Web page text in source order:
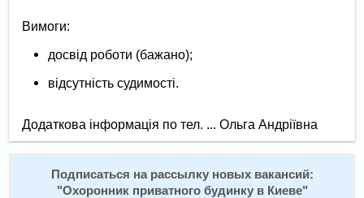
Вимоги:
досвід роботи (бажано);
відсутність судимості.
Додаткова інформація по тел. ... Ольга Андріївна
Подписаться на расcылку новых вакансий:
"Охоронник приватного будинку в Киеве"